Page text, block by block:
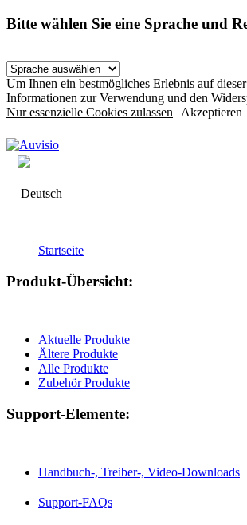
Bitte wählen Sie eine Sprache und
Um Ihnen ein bestmögliches Erlebnis auf
Informationen zur Verwendung und den
Nur essenzielle Cookies zulassen Akzeptieren
Deutsch
Startseite
Produkt-Übersicht:
Aktuelle Produkte
Ältere Produkte
Alle Produkte
Zubehör Produkte
Support-Elemente:
Handbuch-, Treiber-, Video-Downloads
Support-FAQs